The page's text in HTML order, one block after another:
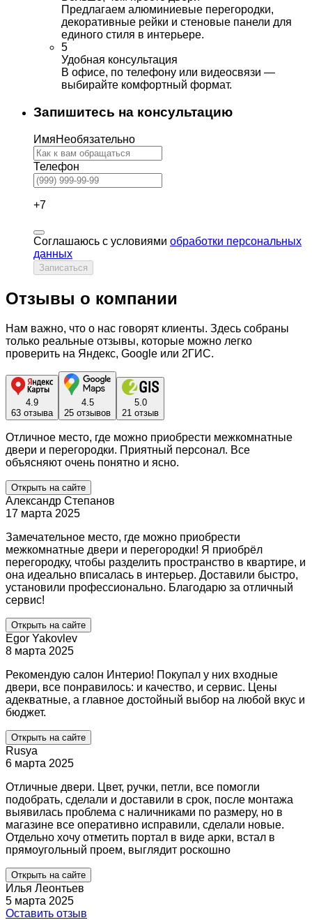
Предлагаем алюминиевые перегородки,
декоративные рейки и стеновые панели для
единого стиля в интерьере.
5
Удобная консультация
В офисе, по телефону или видеосвязи —
выбирайте комфортный формат.
Запишитесь на консультацию
ИмяНеобязательно
Телефон
+7
Соглашаюсь с условиями обработки персональных
данных
Записаться
Отзывы о компании
Нам важно, что о нас говорят клиенты. Здесь собраны
только реальные отзывы, которые можно легко
проверить на Яндекс, Google или 2ГИС.
4.9
63 отзыва
4.5
25 отзывов
5.0
21 отзыв
Отличное место, где можно приобрести межкомнатные
двери и перегородки. Приятный персонал. Все
объясняют очень понятно и ясно.
Открыть на сайте
Александр Степанов
17 марта 2025
Замечательное место, где можно приобрести
межкомнатные двери и перегородки! Я приобрёл
перегородку, чтобы разделить пространство в квартире, и
она идеально вписалась в интерьер. Доставили быстро,
установили профессионально. Благодарю за отличный
сервис!
Открыть на сайте
Egor Yakovlev
8 марта 2025
Рекомендую салон Интерио! Покупал у них входные
двери, все понравилось: и качество, и сервис. Цены
адекватные, а главное достойный выбор на любой вкус и
бюджет.
Открыть на сайте
Rusya
6 марта 2025
Отличные двери. Цвет, ручки, петли, все помогли
подобрать, сделали и доставили в срок, после монтажа
выявилась проблема с наличниками по размеру, но в
магазине все оперативно исправили, сделали новые.
Отдельно хочу отметить портал в виде арки, встал в
прямоугольный проем, выглядит роскошно
Открыть на сайте
Илья Леонтьев
5 марта 2025
Оставить отзыв